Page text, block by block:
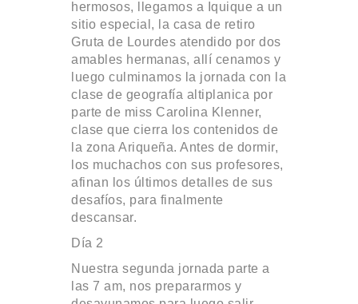
hermosos, llegamos a Iquique a un
sitio especial, la casa de retiro
Gruta de Lourdes atendido por dos
amables hermanas, allí cenamos y
luego culminamos la jornada con la
clase de geografía altiplanica por
parte de miss Carolina Klenner,
clase que cierra los contenidos de
la zona Ariqueña. Antes de dormir,
los muchachos con sus profesores,
afinan los últimos detalles de sus
desafíos, para finalmente
descansar.
Día 2
Nuestra segunda jornada parte a
las 7 am, nos prepararmos y